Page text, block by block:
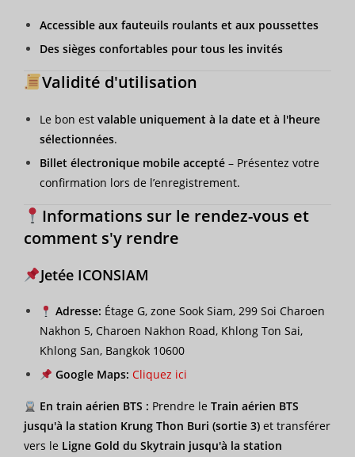
Accessible aux fauteuils roulants et aux poussettes
Des sièges confortables pour tous les invités
Validité d'utilisation
Le bon est valable uniquement à la date et à l'heure
sélectionnées.
Billet électronique mobile accepté – Présentez votre
confirmation lors de l’enregistrement.
Informations sur le rendez-vous et
comment s'y rendre
Jetée ICONSIAM
Adresse: Étage G, zone Sook Siam, 299 Soi Charoen
Nakhon 5, Charoen Nakhon Road, Khlong Ton Sai,
Khlong San, Bangkok 10600
Google Maps: Cliquez ici
En train aérien BTS : Prendre le Train aérien BTS
jusqu'à la station Krung Thon Buri (sortie 3) et transférer
vers le Ligne Gold du Skytrain jusqu'à la station